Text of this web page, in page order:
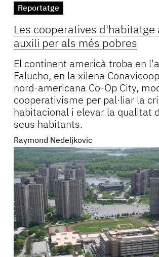
Reportatge
Les cooperatives d'habitatge
auxili per als més pobres
El continent americà troba en
Falucho, en la xilena
nord-americana Co-Op City,
cooperativisme per pal·liar la
habitacional i elevar la qualitat
seus habitants.
Raymond Nedeljkovic